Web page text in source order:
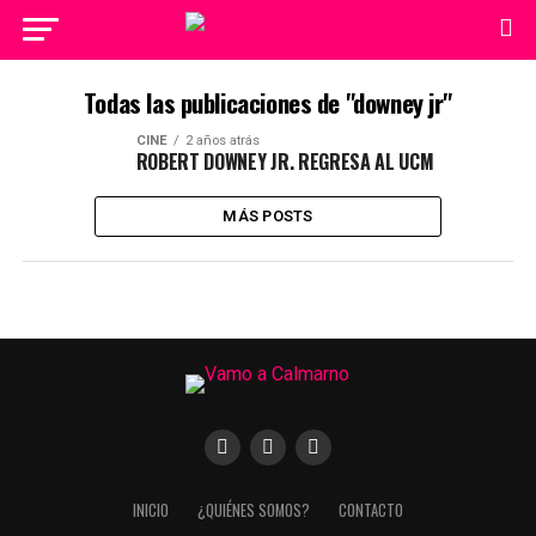
Todas las publicaciones de "downey jr"
CINE 2 años atrás
ROBERT DOWNEY JR. REGRESA AL UCM
MÁS POSTS
INICIO ¿QUIÉNES SOMOS? CONTACTO